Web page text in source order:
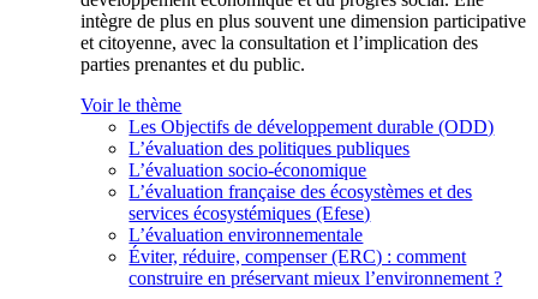
intègre de plus en plus souvent une dimension participative
et citoyenne, avec la consultation et l’implication des
parties prenantes et du public.
Voir le thème
Les Objectifs de développement durable (ODD)
L’évaluation des politiques publiques
L’évaluation socio-économique
L’évaluation française des écosystèmes et des
services écosystémiques (Efese)
L’évaluation environnementale
Éviter, réduire, compenser (ERC) : comment
construire en préservant mieux l’environnement ?